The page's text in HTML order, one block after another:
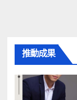
推動成果